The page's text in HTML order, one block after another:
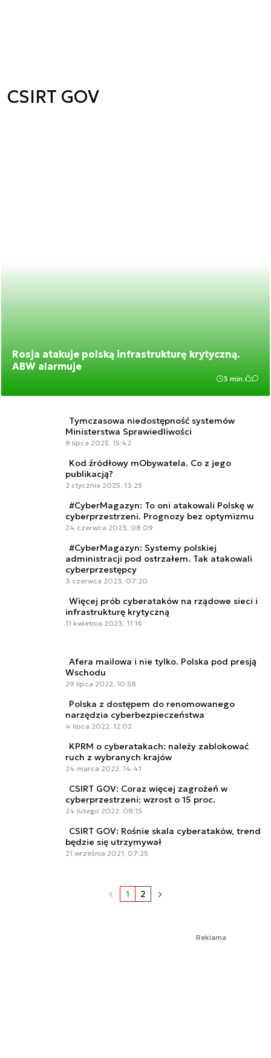
CSIRT GOV
Rosja atakuje polską infrastrukturę krytyczną.
ABW alarmuje
3 min.
Tymczasowa niedostępność systemów
Ministerstwa Sprawiedliwości
9 lipca 2025, 15:42
Kod źródłowy mObywatela. Co z jego
publikacją?
2 stycznia 2025, 13:25
#CyberMagazyn: To oni atakowali Polskę w
cyberprzestrzeni. Prognozy bez optymizmu
24 czerwca 2023, 08:09
#CyberMagazyn: Systemy polskiej
administracji pod ostrzałem. Tak atakowali
cyberprzestępcy
3 czerwca 2023, 07:20
Więcej prób cyberataków na rządowe sieci i
infrastrukturę krytyczną
11 kwietnia 2023, 11:16
Afera mailowa i nie tylko. Polska pod presją
Wschodu
29 lipca 2022, 10:58
Polska z dostępem do renomowanego
narzędzia cyberbezpieczeństwa
4 lipca 2022, 12:02
KPRM o cyberatakach: należy zablokować
ruch z wybranych krajów
24 marca 2022, 14:41
CSIRT GOV: Coraz więcej zagrożeń w
cyberprzestrzeni: wzrost o 15 proc.
24 lutego 2022, 08:15
CSIRT GOV: Rośnie skala cyberataków, trend
będzie się utrzymywał
21 września 2021, 07:25
1 2
Reklama